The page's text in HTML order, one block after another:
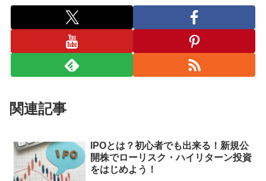
関連記事
IPOとは？初心者でも出来る！新規公
開株でローリスク・ハイリターン投資
をはじめよう！